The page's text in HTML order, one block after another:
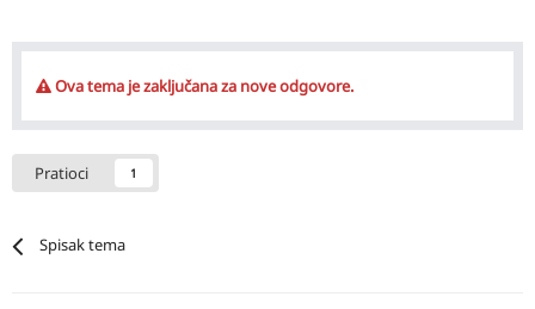
Ova tema je zaključana za nove odgovore.
Pratioci 1
Spisak tema